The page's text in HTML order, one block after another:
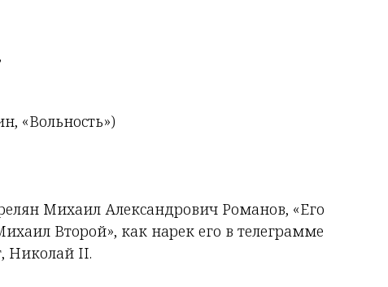
«Вольность»)
Михаил Александрович Романов, «Его
Второй», как нарек его в телеграмме
Николай II.